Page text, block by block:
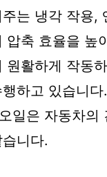
는 냉각 작용,
압축 효율을 높
원활하게 작동
하고 있습니
일은 자동차의
니다.